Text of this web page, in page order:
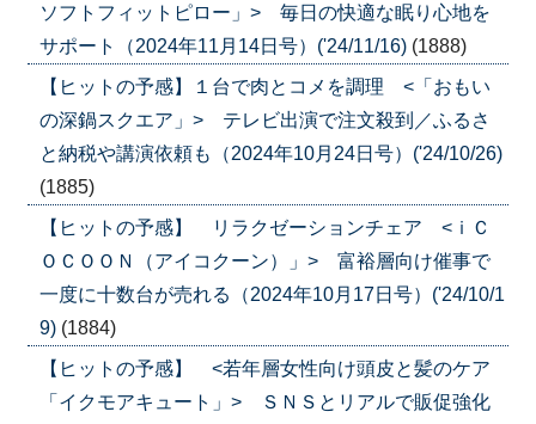
ソフトフィットピロー」> 毎日の快適な眠り心地を
サポート（2024年11月14日号）('24/11/16) (1888)
【ヒットの予感】１台で肉とコメを調理 <「おもい
の深鍋スクエア」> テレビ出演で注文殺到／ふるさ
と納税や講演依頼も（2024年10月24日号）('24/10/26)
(1885)
【ヒットの予感】 リラクゼーションチェア <ｉＣ
ＯＣＯＯＮ（アイコクーン）」> 富裕層向け催事で
一度に十数台が売れる（2024年10月17日号）('24/10/1
9) (1884)
【ヒットの予感】 <若年層女性向け頭皮と髪のケア
「イクモアキュート」> ＳＮＳとリアルで販促強化